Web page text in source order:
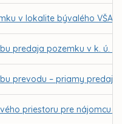
v lokalite bývalého VŠA
predaja pozemku v k. ú.
prevodu – priamy predaj
priestoru pre nájomcu